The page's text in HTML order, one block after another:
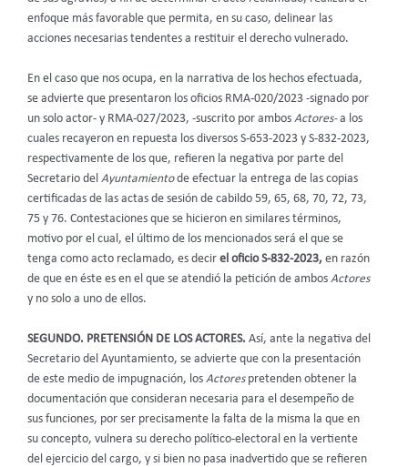
enfoque más favorable que permita, en su caso, delinear las
acciones necesarias tendentes a restituir el derecho vulnerado.
En el caso que nos ocupa, en la narrativa de los hechos efectuada,
se advierte que presentaron los oficios RMA-020/2023 -signado por
un solo actor- y RMA-027/2023, -suscrito por ambos Actores-a los
cuales recayeron en repuesta los diversos S-653-2023 y S-832-2023,
respectivamente de los que, refieren la negativa por parte del
Secretario del Ayuntamientode efectuar la entrega de las copias
certificadas de las actas de sesión de cabildo 59, 65, 68, 70, 72, 73,
75 y 76. Contestaciones que se hicieron en similares términos,
motivo por el cual, el último de los mencionados será el que se
tenga como acto reclamado, es decir el oficio S-832-2023, en razón
de que en éste es en el que se atendió la petición de ambos Actores
y no solo a uno de ellos.
SEGUNDO. PRETENSIÓN DE LOS ACTORES. Así, ante la negativa del
Secretario del Ayuntamiento, se advierte que con la presentación
de este medio de impugnación, los Actores pretenden obtener la
documentación que consideran necesaria para el desempeño de
sus funciones, por ser precisamente la falta de la misma la que en
su concepto, vulnera su derecho político-electoral en la vertiente
del ejercicio del cargo, y si bien no pasa inadvertido que se refieren